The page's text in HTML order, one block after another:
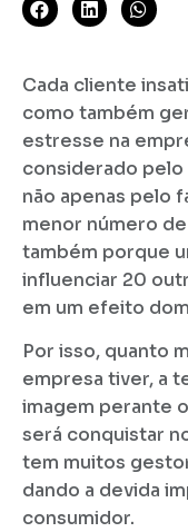
Cada cliente
como também
estresse na
considerado pelo
não apenas pelo
menor número
também porque
influenciar 20
em um efeito
Por isso, quanto
empresa tiver, a
imagem perante
será conquistar
tem muitos
dando a devida
consumidor.